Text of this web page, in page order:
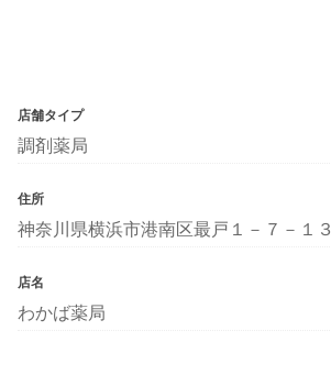
店舗タイプ
調剤薬局
住所
神奈川県横浜市港南区最戸１－７－１３
店名
わかば薬局